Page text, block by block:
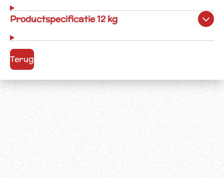
Productspecificatie 12 kg
Terug